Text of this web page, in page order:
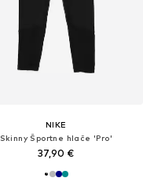
NIKE
Skinny Športne hlače 'Pro'
37,90 €